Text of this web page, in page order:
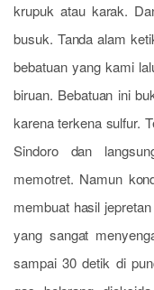
krupuk atau karak.
busuk. Tanda alam
bebatuan yang kami
biruan. Bebatuan ini
karena terkena sulfur.
Sindoro dan
memotret. Namun
membuat hasil
yang sangat
sampai 30 detik di